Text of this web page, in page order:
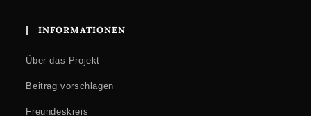
INFORMATIONEN
Über das Projekt
Beitrag vorschlagen
Freundeskreis